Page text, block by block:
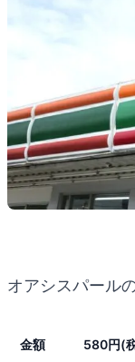
オアシスパール
金額 580円(